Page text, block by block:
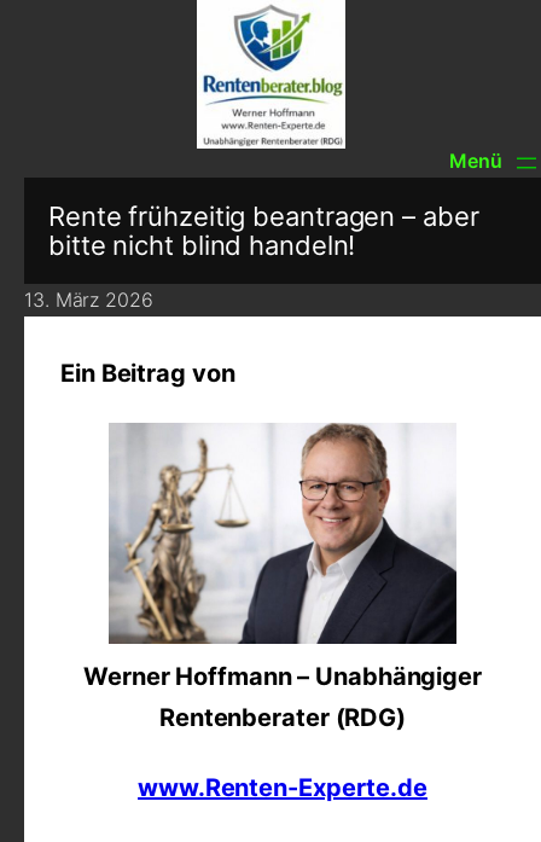
Rente frühzeitig beantragen – aber
bitte nicht blind handeln!
13. März 2026
Ein Beitrag von
Werner Hoffmann – Unabhängiger
Rentenberater (RDG)
www.Renten-Experte.de